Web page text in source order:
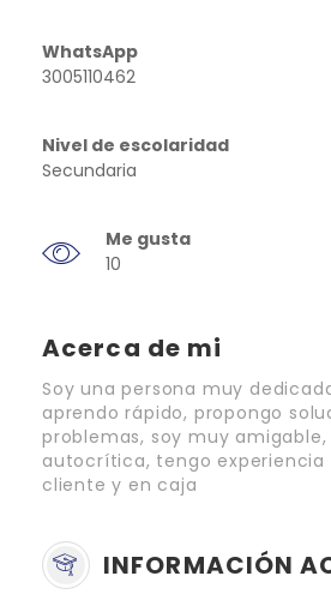
WhatsApp
3005110462
Nivel de escolaridad
Secundaria
Me gusta
10
Acerca de mi
Soy una persona muy
aprendo rápido, propongo
problemas, soy muy
autocrítica, tengo experiencia
cliente y en caja
INFORMACIÓN